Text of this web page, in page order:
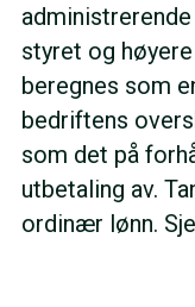
styret og
beregnes som
bedriftens
som det på
utbetaling av.
ordinær lønn.